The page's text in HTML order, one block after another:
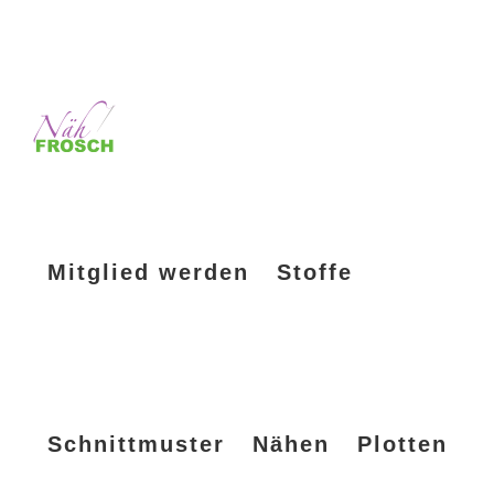
Mitglied werden Stoffe
Schnittmuster Nähen Plotten